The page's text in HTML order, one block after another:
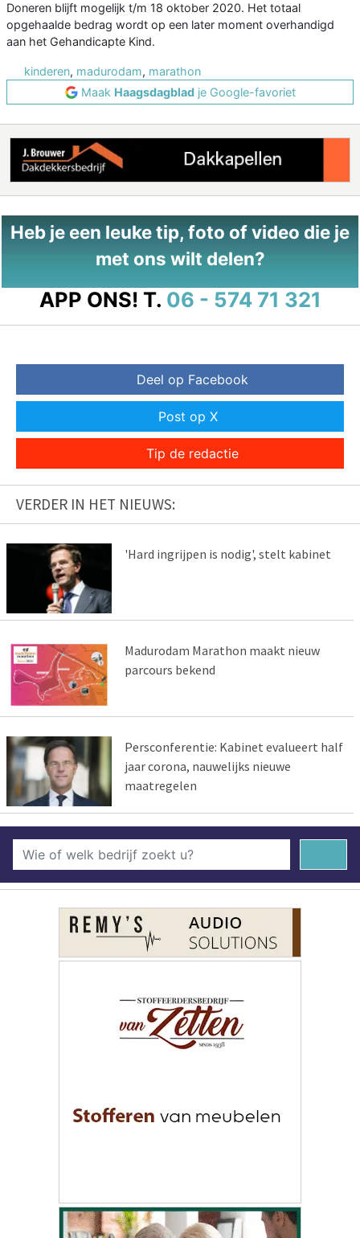
Doneren blijft mogelijk t/m 18 oktober 2020. Het totaal
opgehaalde bedrag wordt op een later moment overhandigd
aan het Gehandicapte Kind.
kinderen, madurodam, marathon
Maak Haagsdagbladje Google-favoriet
Heb je een leuke tip, foto of video die je
met ons wilt delen?
APP ONS! T. 06 - 574 71 321
Deel op Facebook
Post op X
Tip de redactie
VERDER IN HET NIEUWS:
'Hard ingrijpen is nodig', stelt kabinet
Madurodam Marathon maakt nieuw
parcours bekend
Persconferentie: Kabinet evalueert half
jaar corona, nauwelijks nieuwe
maatregelen